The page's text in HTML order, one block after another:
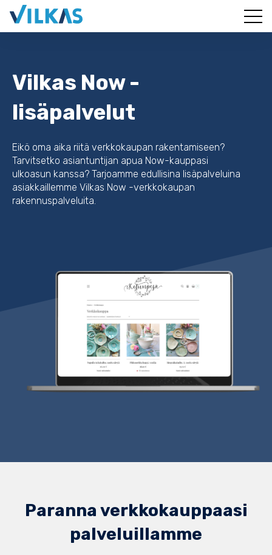
Vilkas Now -
lisäpalvelut
Eikö oma aika riitä verkkokaupan rakentamiseen?
Tarvitsetko asiantuntijan apua Now-kauppasi
ulkoasun kanssa? Tarjoamme edullisina lisäpalveluina
asiakkaillemme Vilkas Now -verkkokaupan
rakennuspalveluita.
Paranna verkkokauppaasi
palveluillamme